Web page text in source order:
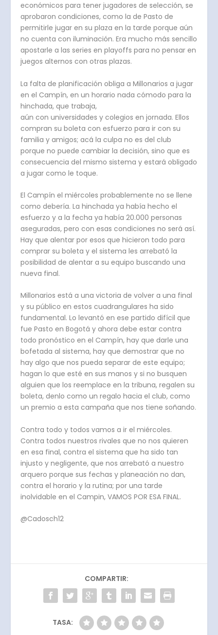
económicos para tener jugadores de selección, se
aprobaron condiciones, como la de Pasto de
permitirle jugar en su plaza en la tarde porque aún
no cuenta con iluminación. Era mucho más sencillo
apostarle a las series en playoffs para no pensar en
juegos alternos con otras plazas.
La falta de planificación obliga a Millonarios a jugar
en el Campín, en un horario nada cómodo para la
hinchada, que trabaja,
aún con universidades y colegios en jornada. Ellos
compran su boleta con esfuerzo para ir con su
familia y amigos; acá la culpa no es del club
porque no puede cambiar la decisión, sino que es
consecuencia del mismo sistema y estará obligado
a jugar como le toque.
El Campín el miércoles probablemente no se llene
como debería. La hinchada ya había hecho el
esfuerzo y a la fecha ya había 20.000 personas
aseguradas, pero con esas condiciones no será así.
Hay que alentar por esos que hicieron todo para
comprar su boleta y el sistema les arrebató la
posibilidad de alentar a su equipo buscando una
nueva final.
Millonarios está a una victoria de volver a una final
y su público en estos cuadrangulares ha sido
fundamental. Lo levantó en ese partido difícil que
fue Pasto en Bogotá y ahora debe estar contra
todo pronóstico en el Campín, hay que darle una
bofetada al sistema, hay que demostrar que no
hay algo que nos pueda separar de este equipo;
hagan lo que esté en sus manos y si no busquen
alguien que los reemplace en la tribuna, regalen su
boleta, denlo como un regalo hacia el club, como
un premio a esta campaña que nos tiene soñando.
Contra todo y todos vamos a ir el miércoles.
Contra todos nuestros rivales que no nos quieren
en esa final, contra el sistema que ha sido tan
injusto y negligente, que nos arrebató a nuestro
arquero porque sus fechas y planeación no dan,
contra el horario y la rutina; por una tarde
inolvidable en el Campin, VAMOS POR ESA FINAL.
@Cadosch12
COMPARTIR:
TASA: